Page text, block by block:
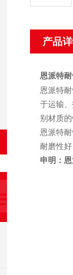
产品
恩派特
恩派特
于运输
别材质
恩派特
耐磨性
申明：